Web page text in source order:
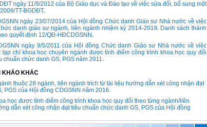
ngày 11/9/2012 của Bộ Giáo dục và Đào tạo về việc sửa đổi, bổ sung một
TT-BGDĐT.
ngày 23/07/2014 của Hội đồng Chức danh Giáo sư Nhà nước về việc
danh giáo sư ngành, liên ngành nhiệm kỳ 2014-2019. Danh sách thành
quyết định 12/QĐ-HĐCDGSNN .
ngày 9/5/2011 của Hội đồng Chức danh Giáo sư Nhà nước về việc
tạp chí khoa học chuyên ngành được tính điểm công trình khoa học quy đổi
chuẩn chức danh GS, PGS năm 2011.
KHẢO KHÁC
thuộc 28 ngành, liên ngành trích từ tài liệu hướng dẫn xét công nhận đạt
PGS của Hội đồng CDGSNN năm 2016.
học được tính điểm công trình khoa học quy đổi theo từng ngành/liên
dẫn xét công nhận đạt tiêu chuẩn chức danh GS, PGS của Hội đồng